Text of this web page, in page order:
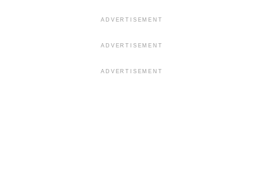
ADVERTISEMENT
ADVERTISEMENT
ADVERTISEMENT